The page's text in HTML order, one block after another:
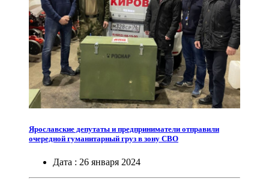
Ярославские депутаты и предприниматели отправили
очередной гуманитарный груз в зону СВО
Дата : 26 января 2024